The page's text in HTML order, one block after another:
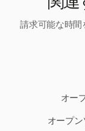
請求可能な時間
オー
オープ